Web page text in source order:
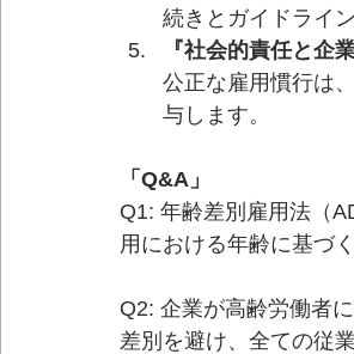
続きとガイドライ
『社会的責任と企
公正な雇用慣行は
与します。
「Q&A」
Q1: 年齢差別雇用法（
用における年齢に基づ
Q2: 企業が高齢労働者
差別を避け、全ての従